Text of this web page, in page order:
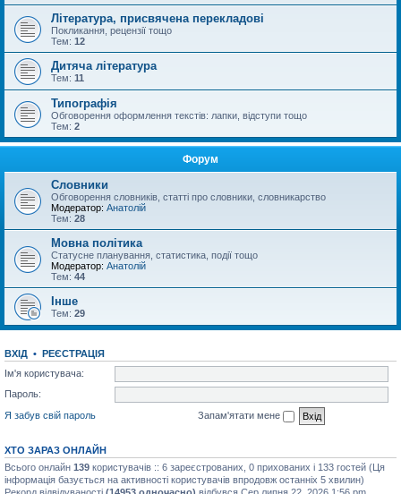
Література, присвячена перекладові
Покликання, рецензії тощо
Тем: 12
Дитяча література
Тем: 11
Типографія
Обговорення оформлення текстів: лапки, відступи тощо
Тем: 2
Форум
Словники
Обговорення словників, статті про словники, словникарство
Модератор: Анатолій
Тем: 28
Мовна політика
Статусне планування, статистика, події тощо
Модератор: Анатолій
Тем: 44
Інше
Тем: 29
ВХІД • РЕЄСТРАЦІЯ
Ім'я користувача:
Пароль:
Я забув свій пароль
Запам'ятати мене
ХТО ЗАРАЗ ОНЛАЙН
Всього онлайн 139 користувачів :: 6 зареєстрованих, 0 прихованих і 133 гостей (Ця
інформація базується на активності користувачів впродовж останніх 5 хвилин)
Рекорд відвідуваності (14953 одночасно) відбувся Сер липня 22, 2026 1:56 pm